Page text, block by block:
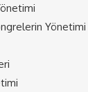
Yönetimi